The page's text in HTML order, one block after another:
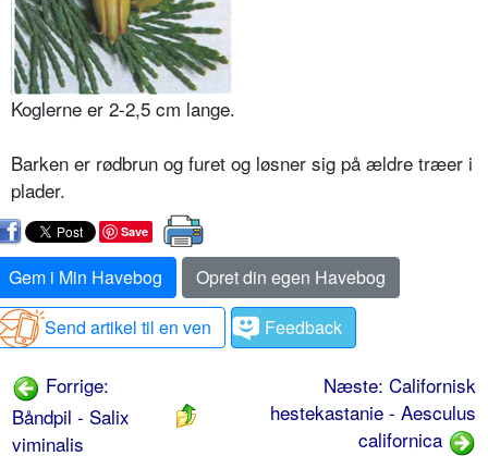
Koglerne er 2-2,5 cm lange.
Barken er rødbrun og furet og løsner sig på ældre træer i
plader.
Save
Gem i Min Havebog
Opret din egen Havebog
Send artikel til en ven
Feedback
Forrige:
Båndpil - Salix
viminalis
Næste: Californisk
hestekastanie - Aesculus
californica